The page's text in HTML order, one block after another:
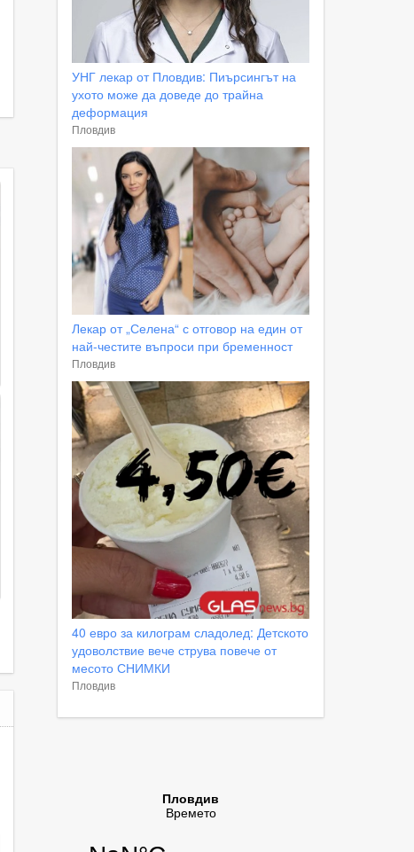
УНГ лекар от Пловдив: Пиърсингът на
ухото може да доведе до трайна
деформация
Пловдив
Лекар от „Селена“ с отговор на един от
най-честите въпроси при бременност
Пловдив
40 евро за килограм сладолед: Детското
удоволствие вече струва повече от
месото СНИМКИ
Пловдив